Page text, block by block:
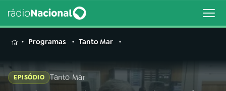
MENUProgramas Tanto Mar
EPISÓDIO Tanto Mar